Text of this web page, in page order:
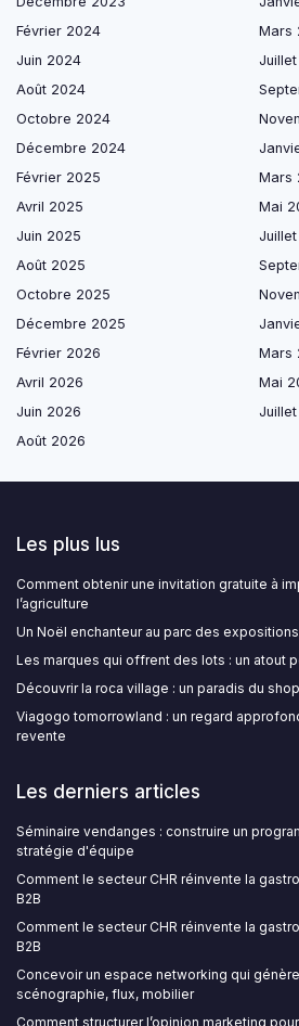
Février 2024
Mars
Juin 2024
Août 2024
Octobre 2024
Décembre 2024
Février 2025
Mars
Avril 2025
Mai
Juin 2025
Août 2025
Octobre 2025
Décembre 2025
Février 2026
Mars
Avril 2026
Mai
Juin 2026
Août 2026
Les plus lus
Comment obtenir une invitation gratuite à
l’agriculture
Un Noël enchanteur au parc des
Les marques qui offrent des lots : un atout
Découvrir la roca village : un paradis du
Viagogo tomorrowland : un regard
revente
Les derniers articles
Séminaire vendanges : construire un
stratégie d'équipe
Comment le secteur CHR réinvente la
B2B
Comment le secteur CHR réinvente la
B2B
Concevoir un espace networking qui
scénographie, flux, mobilier
Comment structurer l’opinion marketing